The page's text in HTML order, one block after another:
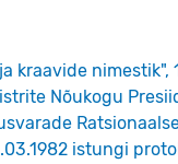
kraavide nimestik",
Nõukogu
istungi